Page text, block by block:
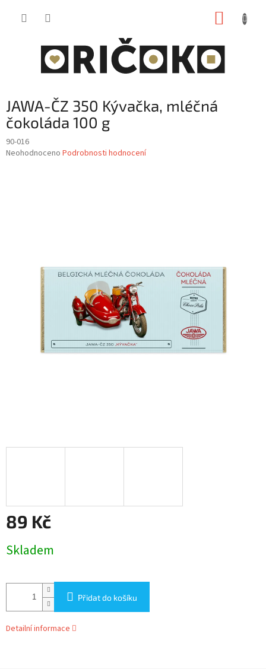
JAWA-ČZ 350 Kývačka, mléčná
čokoláda 100 g
90-016
Průměrné
Neohodnoceno Podrobnosti hodnocení
89 Kč
cena:
Skladem
Přidat do košíku
Detailní informace